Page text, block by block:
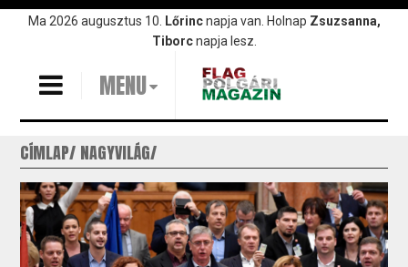
UgrásMa 2026 augusztus 10. Lőrincnapja van. Holnap Zsuzsanna,
Tiborcnapja lesz.
MENU
CÍMLAP NAGYVILÁG